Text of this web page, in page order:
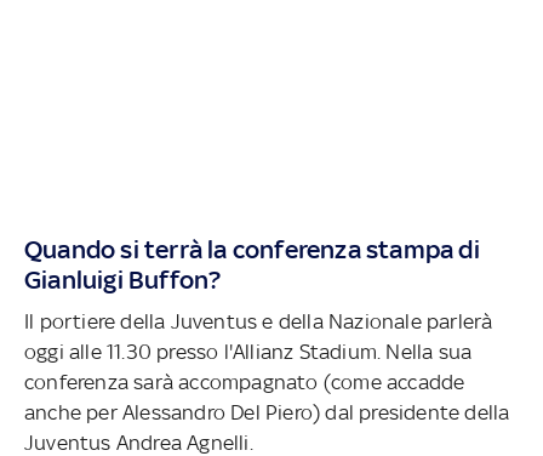
Quando si terrà la conferenza stampa di
Gianluigi Buffon?
Il portiere della Juventus e della Nazionale parlerà
oggi alle 11.30 presso l'Allianz Stadium. Nella sua
conferenza sarà accompagnato (come accadde
anche per Alessandro Del Piero) dal presidente della
Juventus Andrea Agnelli.